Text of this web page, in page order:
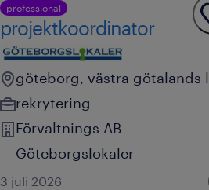
professional
projektkoordinator
göteborg, västra götalands
rekrytering
Förvaltnings AB
Göteborgslokaler
3 juli 2026